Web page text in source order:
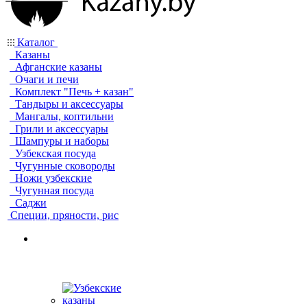
Каталог
Казаны
Афганские казаны
Очаги и печи
Комплект "Печь + казан"
Тандыры и аксессуары
Мангалы, коптильни
Грили и аксессуары
Шампуры и наборы
Узбекская посуда
Чугунные сковороды
Ножи узбекские
Чугунная посуда
Саджи
Специи, пряности, рис